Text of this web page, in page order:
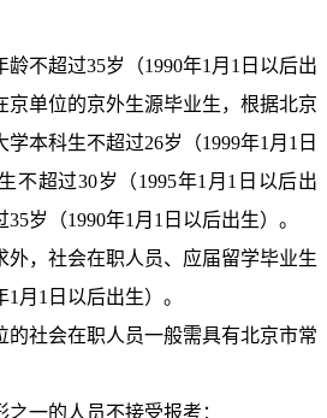
超过35岁（1990年1月1日以后出
京单位的京外生源毕业生，根据北京
本科生不超过26岁（1999年1月1日
不超过30岁（1995年1月1日以后出
岁（1990年1月1日以后出生）。
，社会在职人员、应届留学毕业生
月1日以后出生）。
社会在职人员一般需具有北京市常
一的人员不接受报考：